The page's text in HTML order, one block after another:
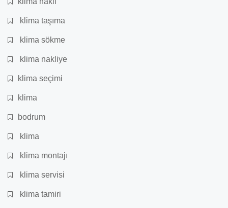
klima taşıma
klima sökme
klima nakliye
klima seçimi
klima
bodrum
klima
klima montajı
klima servisi
klima tamiri